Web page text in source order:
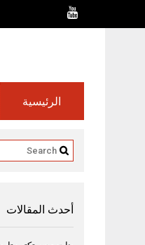
الرئيسية
أحدث المقالات